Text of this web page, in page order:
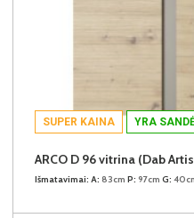
SUPER KAINA YRA
ARCO D 96 vitrina (Dab
Išmatavimai: A: 83cm P: 97cm G: